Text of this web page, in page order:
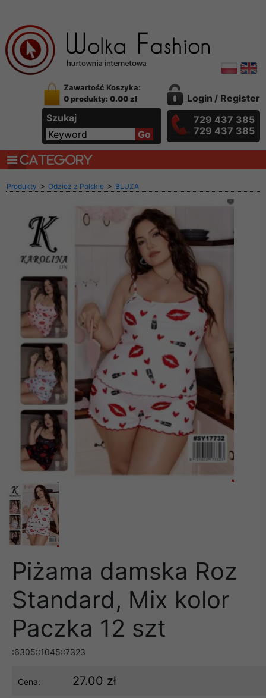
Zawartość Koszyka:
0 produkty: 0.00 zł
Szukaj
Login / Register
729 437 385
729 437 385
CATEGORY
Produkty > Odzież z Polskie > BLUZA
Piżama damska Roz
Standard, Mix kolor
Paczka 12 szt
:6305::1045::7323
Cena: 27.00 zł